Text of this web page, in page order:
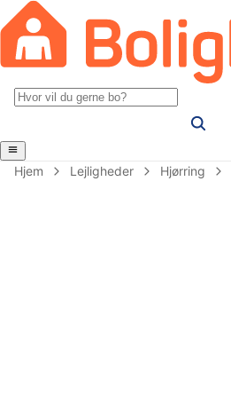
Hjem Lejligheder Hjørring